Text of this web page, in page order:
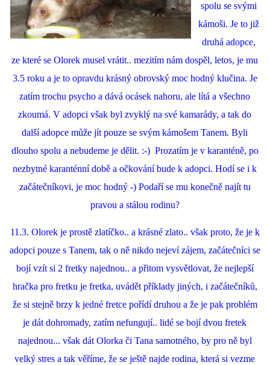
spolu se svými
kámoši. Je to již
druhá adopce,
ze které se Olorek musel vrátit.. mezitím nám dospěl, letos, je mu
3.5 roku a je to opravdu krásný obrovský moc hodný klučina. Je
zatím trochu psycho a dává ocásek nahoru, ale lítá a všechno
zkoumá. V adopci však byl zvyklý na své kamarády, a tak do
další adopce může jít pouze se svým kámošem Tanem. Byli
dlouho spolu a nebudeme je dělit. :-) Prozatím je v karanténě, po
nezbytné karanténní době a očkování bude k adopci. Hodí se i k
začátečníkovi, je moc hodný -) Podaří se mu konečně najít tu
pravou a stálou rodinu?
11.3. Olorek je prostě zlatíčko.. a krásné zlato.. však proto, že je k
adopci pouze s Tanem, tak o ně nikdo nejeví zájem, začátečníci se
bojí vzít si 2 fretky najednou.. a přitom vysvětlovat, že nejlepší
hračka pro fretku je fretka, uvádět příklady jiných, i začátečníků,
že si stejně brzy k jedné fretce pořídí druhou a že je pak problém
je dát dohromady, zatím nefungují.. lidé se bojí dvou fretek
najednou... však dát Olorka či Tana samotného, by pro ně byl
velký stres a tak věříme, že se ještě najde rodina, která si vezme